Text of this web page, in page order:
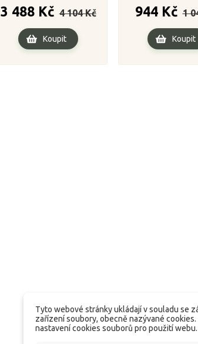
3 488 Kč cena
4 104 Kč
Cena
Koupit
944 Kč cena
1
Koupit
Tyto webové stránky ukládají v souladu se
zařízení soubory, obecně nazývané
nastavení cookies souborů pro použití webu.